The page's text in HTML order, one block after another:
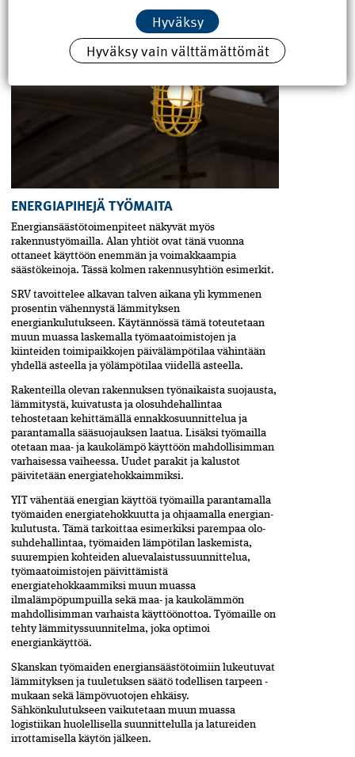
ENERGIAPIHEJÄ TYÖMAITA
Energiansäästötoimenpiteet näkyvät myös
rakennustyömailla. Alan yhtiöt ovat tänä vuonna
ottaneet käyttöön enemmän ja voimakkaampia
säästökeinoja. Tässä kolmen rakennusyhtiön esimerkit.
SRV tavoittelee alkavan talven aikana yli kymmenen
prosentin vähennystä lämmityksen
energiankulutukseen. Käytännössä tämä toteutetaan
muun muassa laskemalla työmaatoimistojen ja
kiinteiden toimipaikkojen päivälämpötilaa vähintään
yhdellä asteella ja yölämpötilaa viidellä asteella.
Rakenteilla olevan rakennuksen työnaikaista suojaus­ta,
lämmitystä, kuivatusta ja olosuhdehallintaa
tehostetaan kehittämällä ennakkosuunnittelua ja
parantamalla sää­suojauksen laatua. Lisäksi työmailla
otetaan maa- ja kauko­lämpö käyttöön mahdollisimman
varhaisessa vaiheessa. Uudet parakit ja kalustot
päivitetään energia­tehokkaimmiksi.
YIT vähentää energian käyttöä työmailla parantamalla
työmaiden energiatehokkuutta ja ohjaamalla energian­
kulutusta. Tämä tarkoittaa esimerkiksi parempaa olo­
suhde­hallintaa, työmaiden lämpötilan laskemista,
suurempien kohteiden aluevalaistussuunnittelua,
työmaatoimistojen päivittämistä
energiatehokkaammiksi muun muassa
ilmalämpöpumpuilla sekä maa- ja kaukolämmön
mahdollisimman varhaista käyttöönottoa. Työmaille on
tehty lämmitys­suunnitelma, joka optimoi
energiankäyttöä.
Skanskan työmaiden energiansäästötoimiin lukeutuvat
lämmityksen ja tuuletuksen säätö todellisen tarpeen ­
mukaan sekä lämpövuotojen ehkäisy.
Sähkönkulutukseen vaikutetaan muun muassa
logistiikan huolellisella suunnittelulla ja latureiden
irrottamisella käytön jälkeen.
Hyväksy
Hyväksy vain välttämättömät